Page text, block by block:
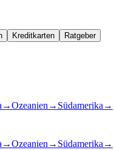
Kreditkarten Ratgeber
→Ozeanien → Südamerika →
→Ozeanien → Südamerika →